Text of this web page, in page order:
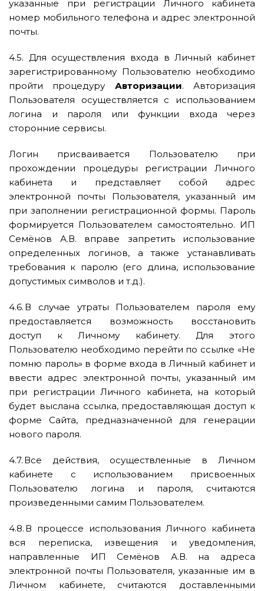
указанные при регистрации Личного кабинета
номер мобильного телефона и адрес электронной
почты.
4.5. Для осуществления входа в Личный кабинет
зарегистрированному Пользователю необходимо
пройти процедуру Авторизации. Авторизация
Пользователя осуществляется с использованием
логина и пароля или функции входа через
сторонние сервисы.
Логин присваивается Пользователю при
прохождении процедуры регистрации Личного
кабинета и представляет собой адрес
электронной почты Пользователя, указанный им
при заполнении регистрационной формы. Пароль
формируется Пользователем самостоятельно. ИП
Семёнов А.В. вправе запретить использование
определенных логинов, а также устанавливать
требования к паролю (его длина, использование
допустимых символов и т.д.).
4.6. В случае утраты Пользователем пароля ему
предоставляется возможность восстановить
доступ к Личному кабинету. Для этого
Пользователю необходимо перейти по ссылке «Не
помню пароль» в форме входа в Личный кабинет и
ввести адрес электронной почты, указанный им
при регистрации Личного кабинета, на который
будет выслана ссылка, предоставляющая доступ к
форме Сайта, предназначенной для генерации
нового пароля.
4.7. Все действия, осуществленные в Личном
кабинете с использованием присвоенных
Пользователю логина и пароля, считаются
произведенными самим Пользователем.
4.8. В процессе использования Личного кабинета
вся переписка, извещения и уведомления,
направленные ИП Семёнов А.В. на адреса
электронной почты Пользователя, указанные им в
Личном кабинете, считаются доставленными